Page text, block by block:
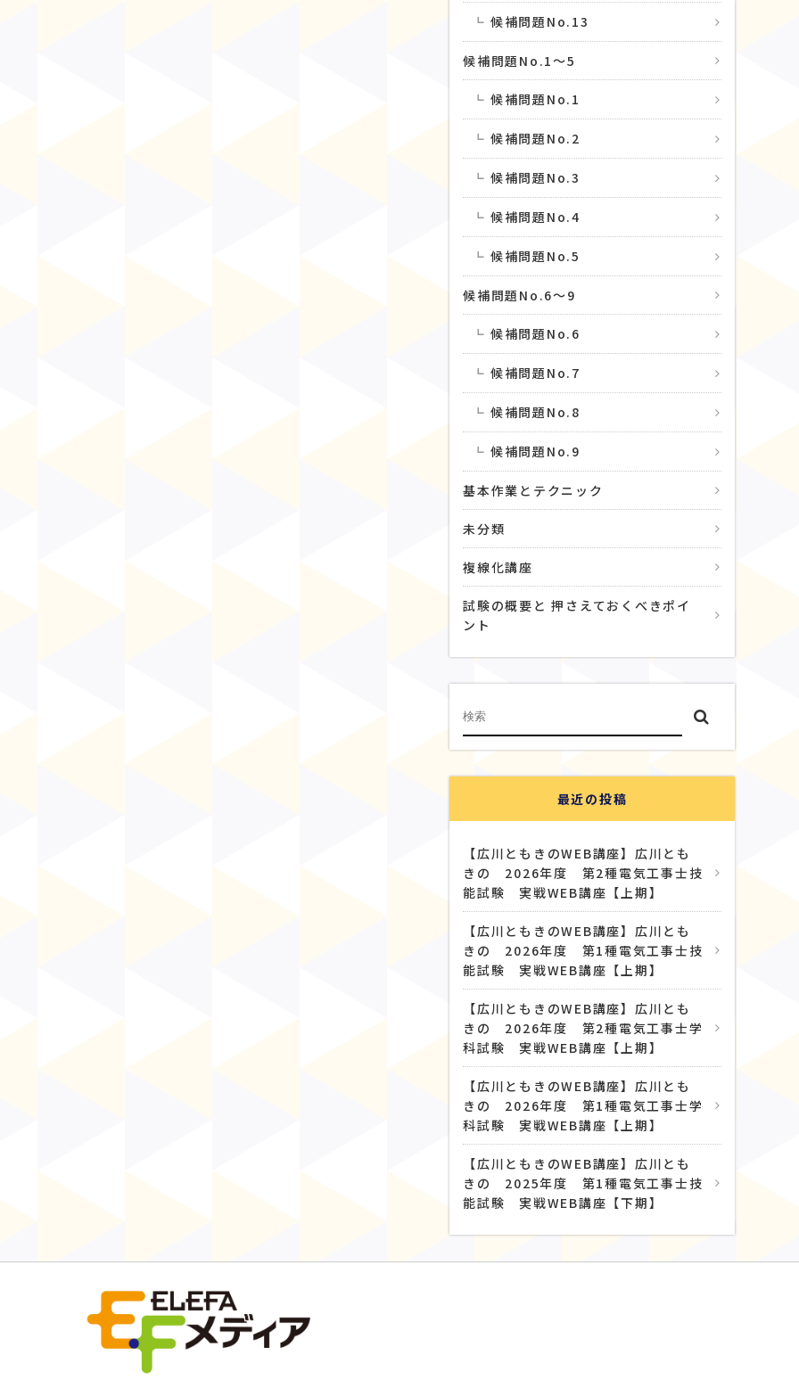
候補問題No.13
候補問題No.1〜5
候補問題No.1
候補問題No.2
候補問題No.3
候補問題No.4
候補問題No.5
候補問題No.6〜9
候補問題No.6
候補問題No.7
候補問題No.8
候補問題No.9
基本作業とテクニック
未分類
複線化講座
試験の概要と 押さえておくべきポイ
ント
最近の投稿
【広川ともきのWEB講座】広川とも
きの 2026年度 第2種電気工事士技
能試験 実戦WEB講座【上期】
【広川ともきのWEB講座】広川とも
きの 2026年度 第1種電気工事士技
能試験 実戦WEB講座【上期】
【広川ともきのWEB講座】広川とも
きの 2026年度 第2種電気工事士学
科試験 実戦WEB講座【上期】
【広川ともきのWEB講座】広川とも
きの 2026年度 第1種電気工事士学
科試験 実戦WEB講座【上期】
【広川ともきのWEB講座】広川とも
きの 2025年度 第1種電気工事士技
能試験 実戦WEB講座【下期】